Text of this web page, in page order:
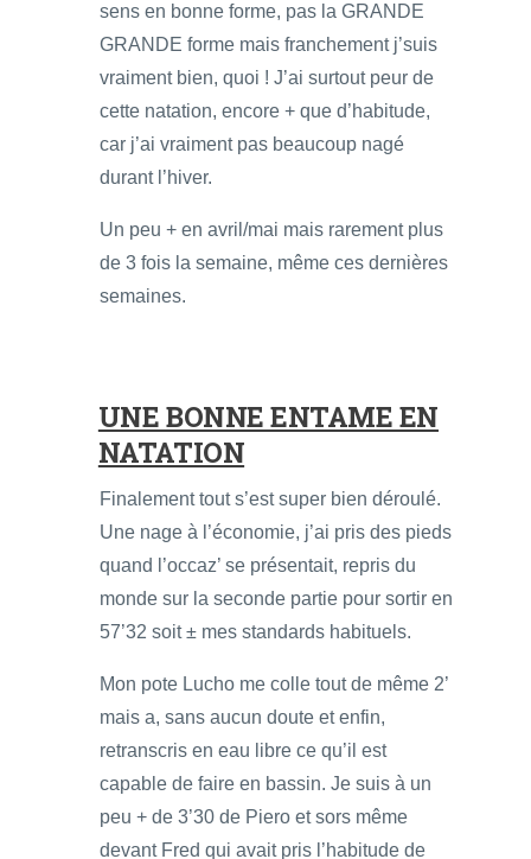
sens en bonne forme, pas la GRANDE
GRANDE forme mais franchement j’suis
vraiment bien, quoi ! J’ai surtout peur de
cette natation, encore + que d’habitude,
car j’ai vraiment pas beaucoup nagé
durant l’hiver.
Un peu + en avril/mai mais rarement plus
de 3 fois la semaine, même ces dernières
semaines.
UNE BONNE ENTAME EN
NATATION
Finalement tout s’est super bien déroulé.
Une nage à l’économie, j’ai pris des pieds
quand l’occaz’ se présentait, repris du
monde sur la seconde partie pour sortir en
57’32 soit ± mes standards habituels.
Mon pote Lucho me colle tout de même 2’
mais a, sans aucun doute et enfin,
retranscris en eau libre ce qu’il est
capable de faire en bassin. Je suis à un
peu + de 3’30 de Piero et sors même
devant Fred qui avait pris l’habitude de